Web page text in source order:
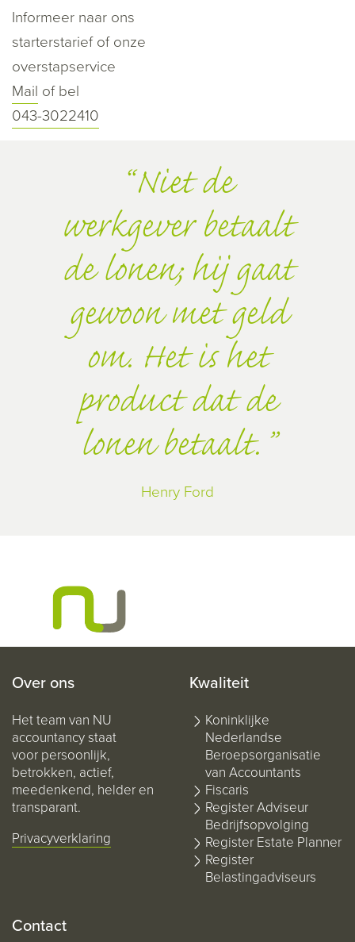
Informeer naar ons
starterstarief of onze
overstapservice
Mail of bel
043-3022410
Niet de
werkgever betaalt
de lonen; hij gaat
gewoon met geld
om. Het is het
product dat de
lonen betaalt.
Henry Ford
Over ons
Het team van NU
accountancy staat
voor persoonlijk,
betrokken, actief,
meedenkend, helder en
transparant.
Privacyverklaring
Kwaliteit
Koninklijke
Nederlandse
Beroepsorganisatie
van Accountants
Fiscaris
Register Adviseur
Bedrijfsopvolging
Register Estate Planner
Register
Belastingadviseurs
Contact